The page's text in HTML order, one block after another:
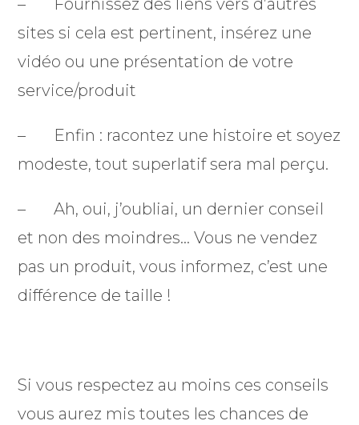
– Fournissez des liens vers d’autres
sites si cela est pertinent, insérez une
vidéo ou une présentation de votre
service/produit
– Enfin : racontez une histoire et soyez
modeste, tout superlatif sera mal perçu.
– Ah, oui, j’oubliai, un dernier conseil
et non des moindres… Vous ne vendez
pas un produit, vous informez, c’est une
différence de taille !
Si vous respectez au moins ces conseils
vous aurez mis toutes les chances de